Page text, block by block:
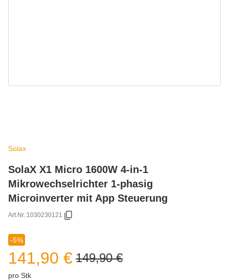
Solax
SolaX X1 Micro 1600W 4-in-1
Mikrowechselrichter 1-phasig
Microinverter mit App Steuerung
Art.Nr.:1030230121
-5%
141,90 € 149,90 €
pro Stk